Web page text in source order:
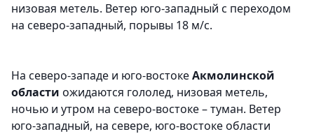
низовая метель. Ветер юго-западный с переходом
на северо-западный, порывы 18 м/с.
На северо-западе и юго-востокеАкмолинской
области ожидаются гололед, низовая метель,
ночью и утром на северо-востоке – туман. Ветер
юго-западный, на севере, юго-востоке области